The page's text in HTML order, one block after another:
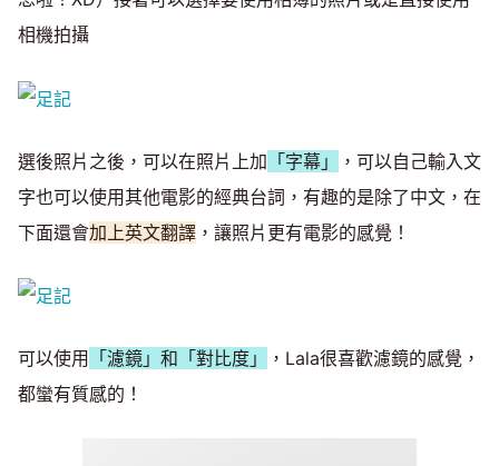
相機拍攝
選後照片之後，可以在照片上加 「字幕」
，可以自己輸入文
字也可以使用其他電影的經典台詞，有趣的是除了中文，在
下面還會加上英文翻譯 ，讓照片更有電影的感覺！
可以使用 「濾鏡」和「對比度」
，Lala很喜歡濾鏡的感覺，
都蠻有質感的！